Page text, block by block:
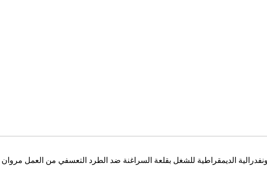
الديمقراطية للشغل بقلعة السراغنة ضد الطرد التعسفي من العمل